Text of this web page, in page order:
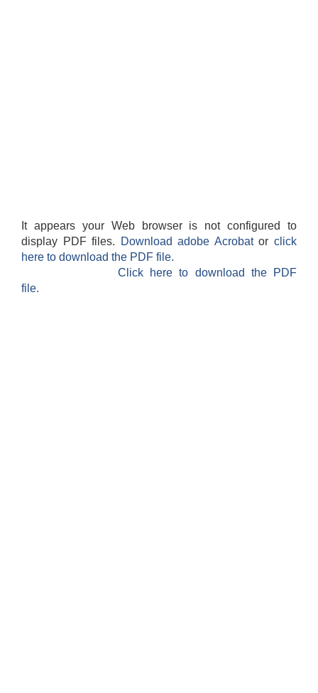
It appears your Web browser is not configured to
display PDF files.
Download adobe Acrobatorclick
here to download the PDF file.
Click here to download the PDF
file.